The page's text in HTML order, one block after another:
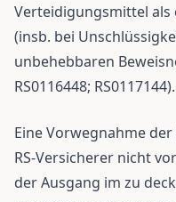
Verteidigungsmittel
(insb. bei
unbehebbaren
RS0116448; RS0117144).
Eine Vorwegnahme
RS-Versicherer nicht
der Ausgang im zu